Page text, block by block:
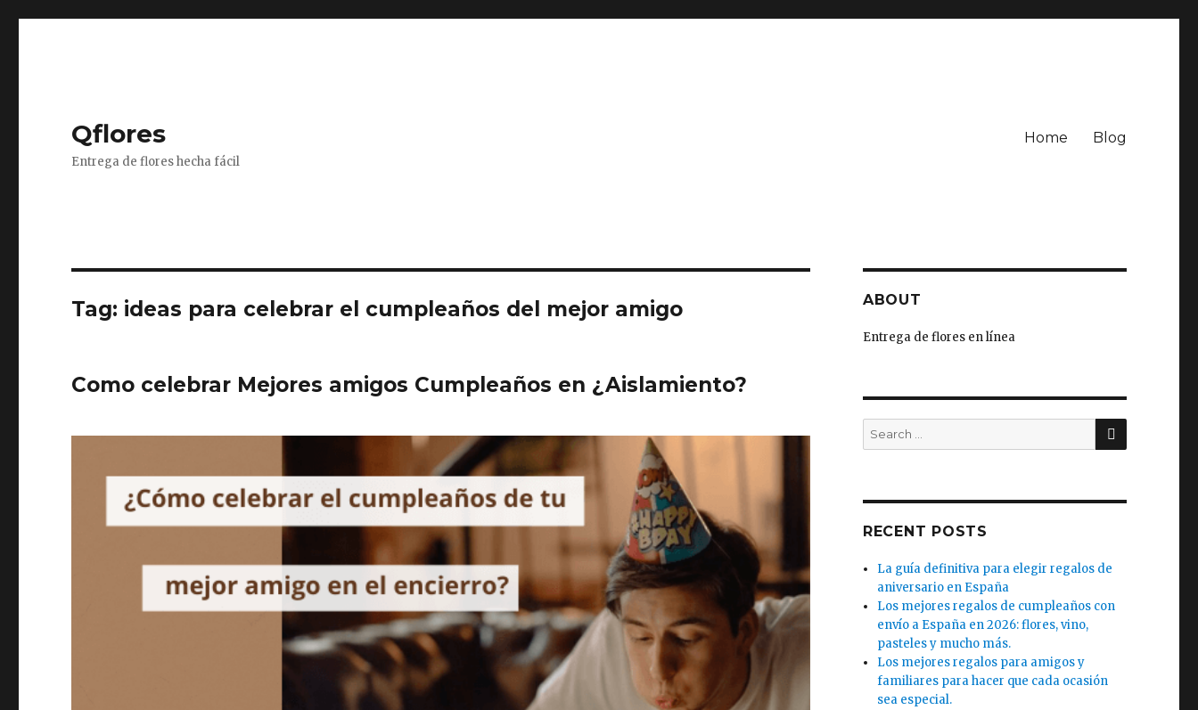
Qflores
Entrega de flores hecha fácil
Home Blog
Tag: ideas para celebrar el cumpleaños del mejor amigo
Como celebrar Mejores amigos Cumpleaños en ¿Aislamiento?
ABOUT
Entrega de flores en línea
Search
for:
SEARCH
RECENT POSTS
La guía definitiva para elegir regalos de
aniversario en España
Los mejores regalos de cumpleaños con
envío a España en 2026: flores, vino,
pasteles y mucho más.
Los mejores regalos para amigos y
familiares para hacer que cada ocasión
sea especial.